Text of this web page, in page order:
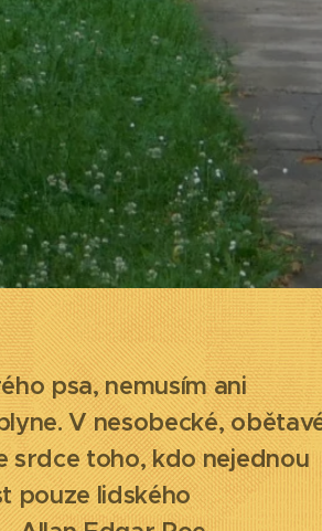
psa, nemusím ani
V nesobecké,
srdce toho, kdo nejednou
pouze lidského